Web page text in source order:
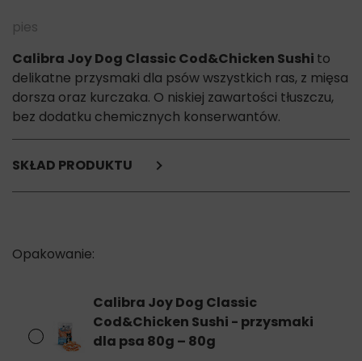
pies
Calibra Joy Dog ClassicCod&Chicken Sushi to
delikatne przysmaki dla psów wszystkich ras, z mięsa
dorsza oraz kurczaka. O niskiej zawartości tłuszczu,
bez dodatku chemicznych konserwantów.
SKŁAD PRODUKTU
Składniki analityczne:
włókno surowe: 3%,
popiół surowy: 4%,
wilgotność: 20%.
Calibra Joy Dog Classic
Cod&Chicken Sushi - przysmaki
dla psa 80g – 80g